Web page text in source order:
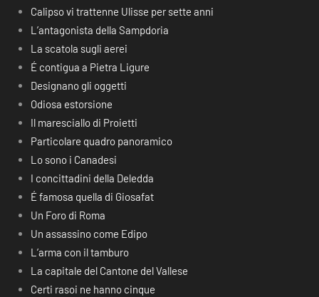
Calipso vi trattenne Ulisse per sette anni
L’antagonista della Sampdoria
La scatola sugli aerei
É contigua a Pietra Ligure
Designano gli oggetti
Odiosa estorsione
Il maresciallo di Proietti
Particolare quadro panoramico
Lo sono i Canadesi
I concittadini della Deledda
É famosa quella di Giosafat
Un Foro di Roma
Un assassino come Edipo
L’arma con il tamburo
La capitale del Cantone del Vallese
Certi rasoi ne hanno cinque